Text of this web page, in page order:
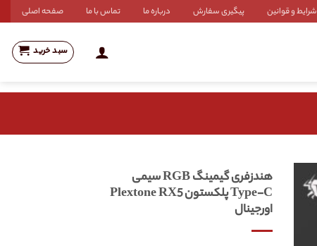
شرایط و قوانین پیگیری سفارش درباره ما تماس با ما صفحه اصلی
سبد خرید
هندزفری گیمینگ RGB سیمی
Type-C پلکستون Plextone RX5
اورجینال